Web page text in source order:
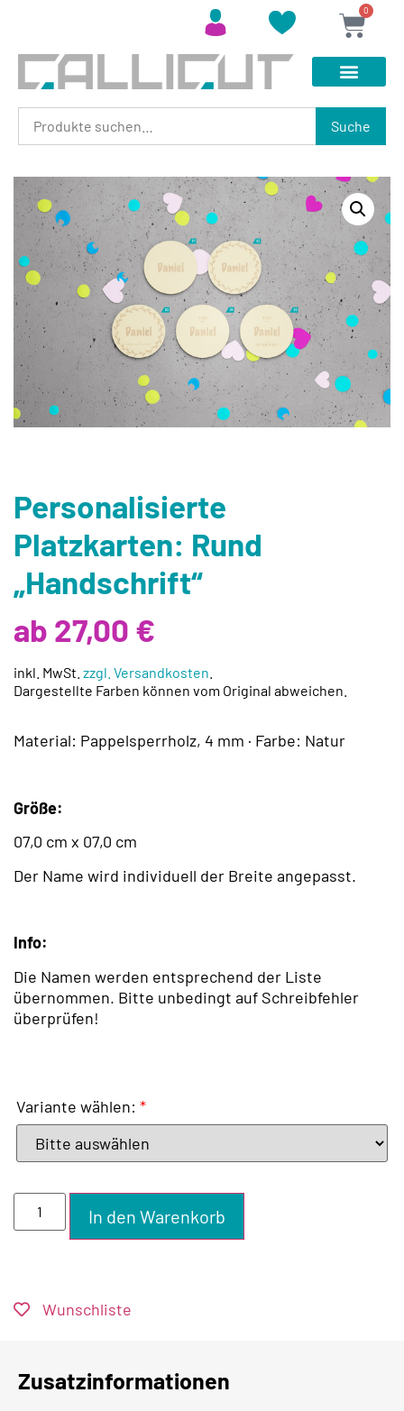
0
Suche
Personalisierte
Platzkarten: Rund
„Handschrift“
ab 27,00 €
inkl. MwSt. zzgl. Versandkosten
Dargestellte Farben können vom Original abweichen.
Material: Pappelsperrholz, 4 mm · Farbe: Natur
Größe:
07,0 cm x 07,0 cm
Der Name wird individuell der Breite angepasst.
Info:
Die Namen werden entsprechend der Liste
übernommen. Bitte unbedingt auf Schreibfehler
überprüfen!
Variante wählen: *
In den Warenkorb
Wunschliste
Zusatzinformationen